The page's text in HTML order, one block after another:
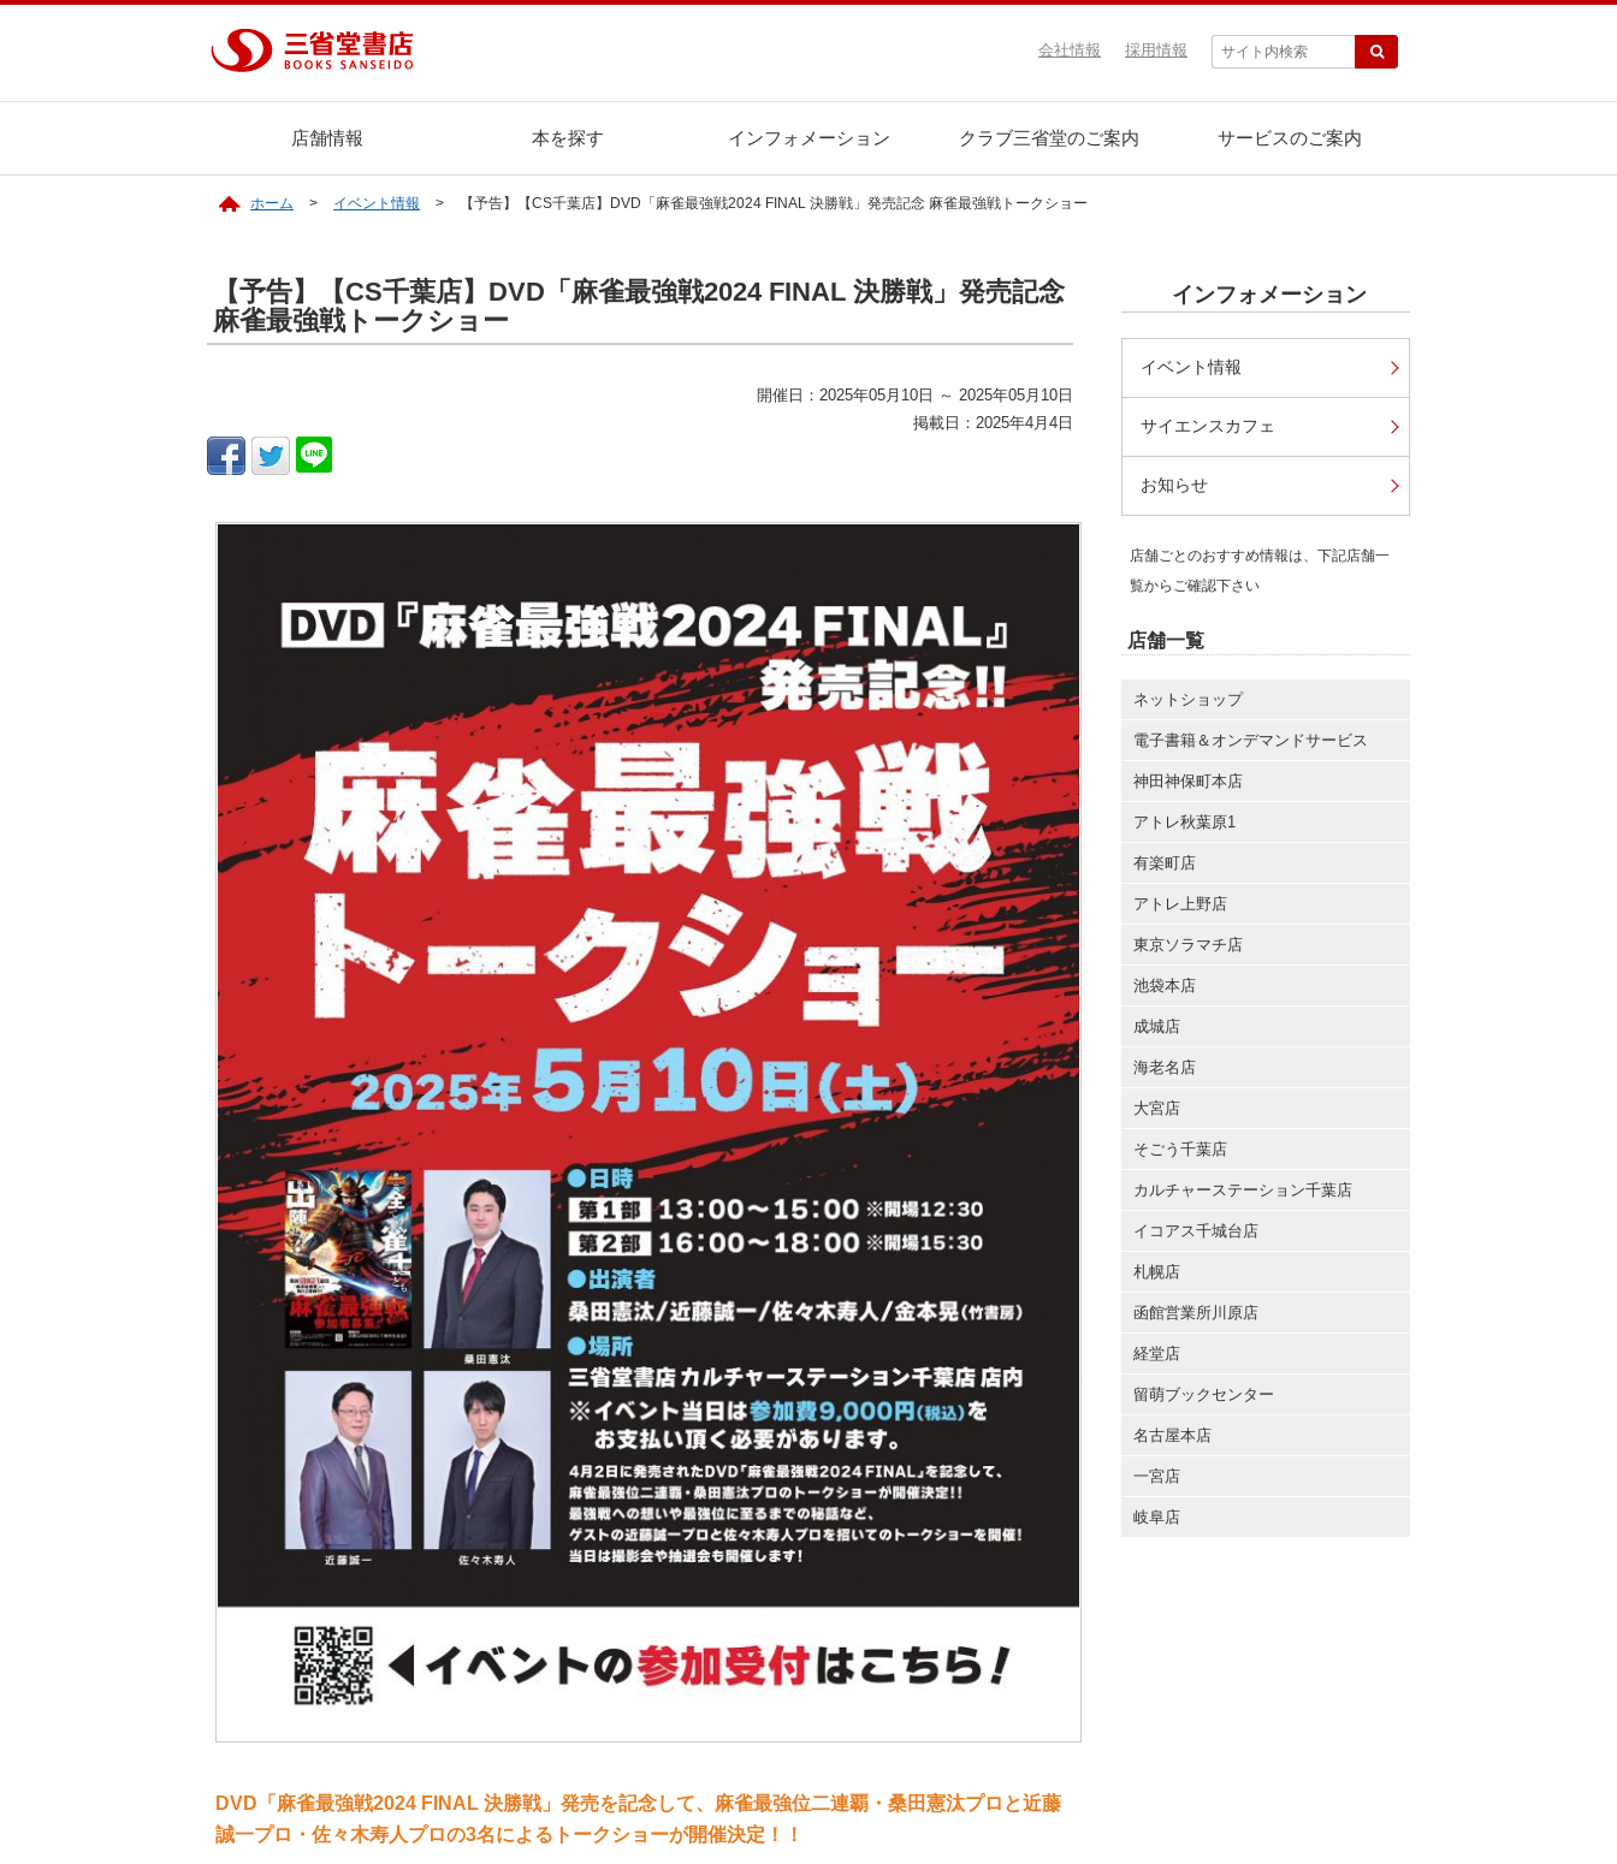
採用情報
会社情報
店舗情報 本を探す インフォメーション クラブ三省堂のご案内 サービスのご案内
ホーム イベント情報 【予告】【CS千葉店】DVD「麻雀最強戦2024 FINAL 決勝戦」発売記念 麻雀最強戦トークショー
【予告】【CS千葉店】DVD「麻雀最強戦2024 FINAL 決勝戦」発売記念
麻雀最強戦トークショー
開催日：2025年05月10日 ～ 2025年05月10日
掲載日：2025年4月4日
DVD「麻雀最強戦2024 FINAL 決勝戦」発売を記念して、 麻雀最強位二連覇・ 桑田憲汰プロと近藤
誠一プロ・佐々木寿人プロの3名によるトークショーが開催決定！！
インフォメーション
イベント情報
サイエンスカフェ
お知らせ
店舗ごとのおすすめ情報は、下記店舗一
覧からご確認下さい
店舗一覧
ネットショップ
電子書籍＆オンデマンドサービス
神田神保町本店
アトレ秋葉原1
有楽町店
アトレ上野店
東京ソラマチ店
池袋本店
成城店
海老名店
大宮店
そごう千葉店
カルチャーステーション千葉店
イコアス千城台店
札幌店
函館営業所川原店
経堂店
留萌ブックセンター
名古屋本店
一宮店
岐阜店